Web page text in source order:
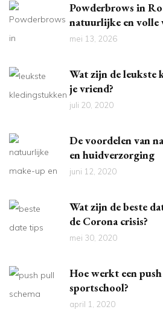
Powderbrows in
natuurlijke en volle
mei 13, 2026
Wat zijn de leukste
je vriend?
juli 20, 2020
De voordelen van
en huidverzorging
juni 12, 2020
Wat zijn de beste
de Corona crisis?
mei 30, 2020
Hoe werkt een
sportschool?
april 1, 2020